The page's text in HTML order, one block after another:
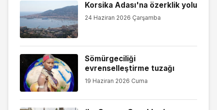
Korsika Adası'na özerklik yolu
24 Haziran 2026 Çarşamba
Sömürgeciliği
evrenselleştirme tuzağı
19 Haziran 2026 Cuma